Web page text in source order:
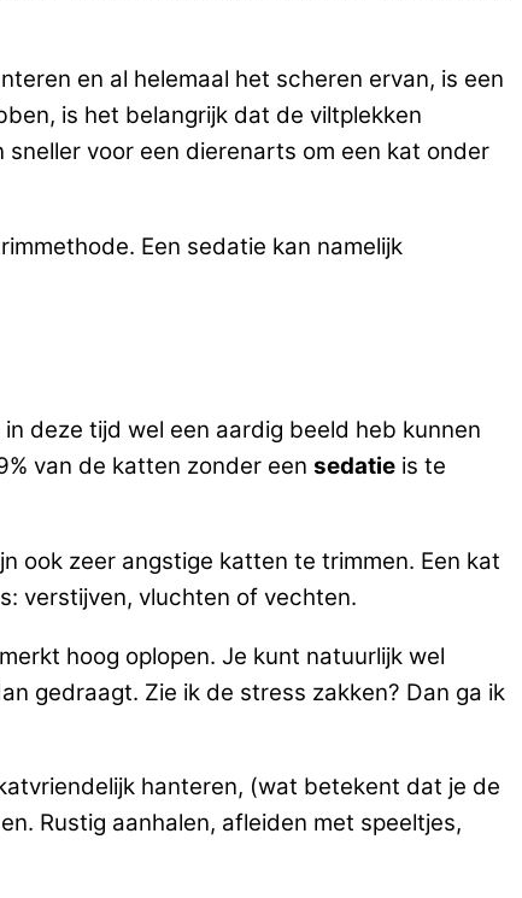
en al helemaal het scheren ervan, is een
is het belangrijk dat de viltplekken
voor een dierenarts om een kat onder
Een sedatie kan namelijk
deze tijd wel een aardig beeld heb kunnen
van de katten zonder een sedatie is te
ook zeer angstige katten te trimmen. Een kat
verstijven, vluchten of vechten.
hoog oplopen. Je kunt natuurlijk wel
gedraagt. Zie ik de stress zakken? Dan ga ik
hanteren, (wat betekent dat je de
Rustig aanhalen, afleiden met speeltjes,